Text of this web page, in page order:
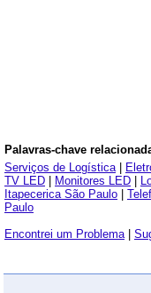
Palavras-chave
Serviços de Logística|
TV LED
Monitores LED
Itapecerica São Paulo
Paulo
Encontrei um Problema|